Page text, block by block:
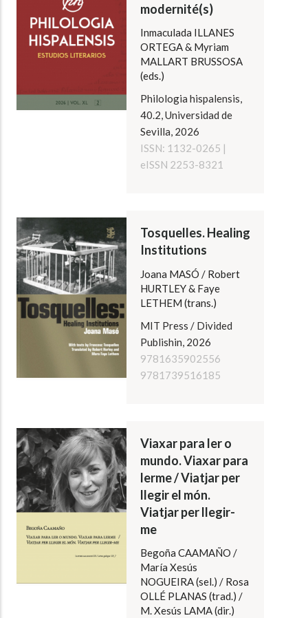
modernité(s)
Inmaculada ILLANES
ORTEGA & Myriam
MALLART BRUSSOSA
(eds.)
Philologia hispalensis,
40.2, Universidad de
Sevilla, 2026
ISSN: 1132-0265 |
eISSN 2253-8321
Tosquelles. Healing
Institutions
Joana MASÓ / Robert
HURTLEY & Faye
LETHEM (trans.)
MIT Press / Divided
Publishin, 2026
9781635902556
9781739516185
Viaxar para ler o
mundo. Viaxar para
lerme / Viatjar per
llegir el món.
Viatjar per llegir-
me
Begoña CAAMAÑO /
María Xesús
NOGUEIRA (sel.) / Rosa
OLLÉ PLANAS (trad.) /
M. Xesús LAMA (dir.)